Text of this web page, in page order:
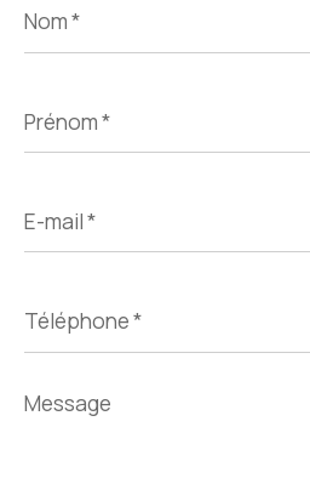
*
*
mail
*
*
Message
*